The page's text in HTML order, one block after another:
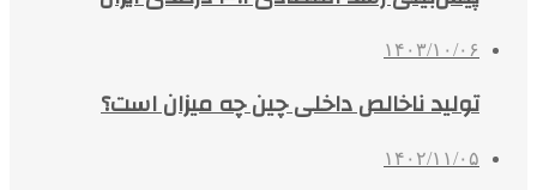
۱۴۰۳/۱۰/۰۶
تولید ناخالص داخلی چین چه میزان است؟
۱۴۰۲/۱۱/۰۵